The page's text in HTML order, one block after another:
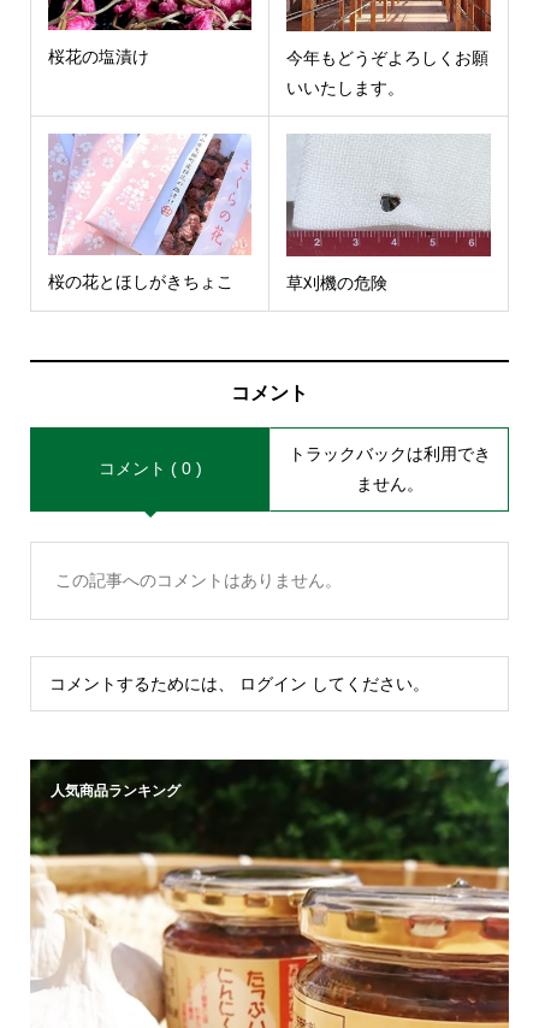
桜花の塩漬け
今年もどうぞよろしくお願
いいたします。
桜の花とほしがきちょこ 草刈機の危険
コメント
コメント ( 0 )
トラックバックは利用でき
ません。
この記事へのコメントはありません。
コメントするためには、 ログイン してください。
人気商品ランキング